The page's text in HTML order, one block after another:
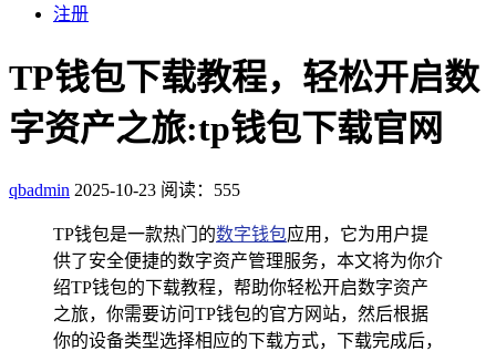
注册
TP钱包下载教程，轻松开启数
字资产之旅:tp钱包下载官网
qbadmin 2025-10-23 阅读：555
TP钱包是一款热门的数字钱包应用，它为用户提
供了安全便捷的数字资产管理服务，本文将为你介
绍TP钱包的下载教程，帮助你轻松开启数字资产
之旅，你需要访问TP钱包的官方网站，然后根据
你的设备类型选择相应的下载方式，下载完成后，